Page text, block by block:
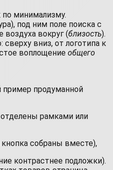
по минимализму.
под ним поле поиска с
воздуха вокруг (близость).
сверху вниз, от логотипа к
воплощение общего
пример продуманной
отделены рамками или
собраны вместе),
контрастнее подложки).